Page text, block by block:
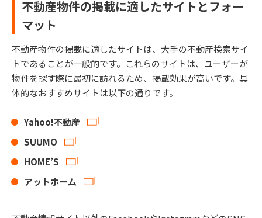
不動産物件の掲載に適したサイトとフォー
マット
不動産物件の掲載に適したサイトは、大手の不動産検索サイ
トであることが一般的です。これらのサイトは、ユーザーが
物件を探す際に最初に訪れるため、掲載効果が高いです。具
体的なおすすめサイトは以下の通りです。
Yahoo!不動産
SUUMO
HOME’S
アットホーム